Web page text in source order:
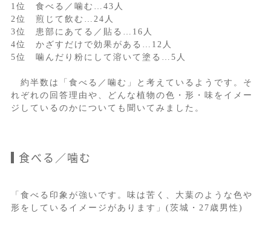
1位 食べる／噛む…43人
2位 煎じて飲む…24人
3位 患部にあてる／貼る…16人
4位 かざすだけで効果がある…12人
5位 噛んだり粉にして溶いて塗る…5人
約半数は「食べる／噛む」と考えているようです。そ
れぞれの回答理由や、どんな植物の色・形・味をイメー
ジしているのかについても聞いてみました。
食べる／噛む
「食べる印象が強いです。味は苦く、大葉のような色や
形をしているイメージがあります」(茨城・27歳男性)